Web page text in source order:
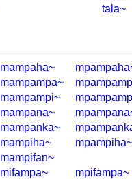
tala~
mampaha~
mampampa~
mampampi~
mampana~
mampanka~
mampiha~
mpampiha~
mampifan~
mifampa~
mpifampa~